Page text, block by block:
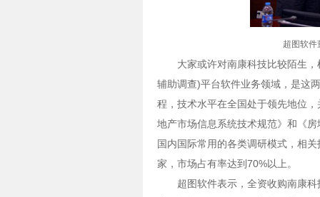
超图软件
大家或许对南康科技比较陌生
辅助调查)平台软件业务领域，是这
程，技术水平在全国处于领先地位
地产市场信息系统技术规范》和《
国内国际常用的各类调研模式，相
家，市场占有率达到70%以上。
超图软件表示，全资收购南康